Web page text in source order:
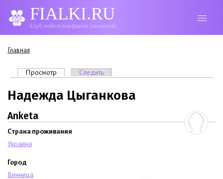
FIALKI.RU
Клуб любителей фиалок (сенполий)
Вы здесь
Главная
Главные вкладки
Просмотр (активная вкладка)
Следить
Надежда Цыганкова
Anketa
Страна проживания
Украина
Город
Винница